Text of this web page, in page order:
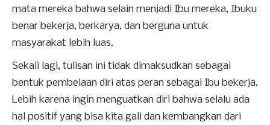
mata mereka bahwa selain menjadi Ibu mereka, Ibuku
benar bekerja, berkarya, dan berguna untuk
masyarakat lebih luas.
Sekali lagi, tulisan ini tidak dimaksudkan sebagai
bentuk pembelaan diri atas peran sebagai Ibu bekerja.
Lebih karena ingin menguatkan diri bahwa selalu ada
hal positif yang bisa kita gali dan kembangkan dari